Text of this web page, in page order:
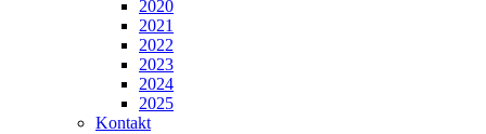
2020
2021
2022
2023
2024
2025
Kontakt